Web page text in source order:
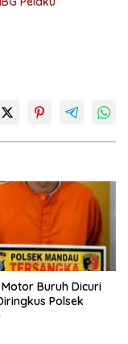
Buruh Dicuri
Polsek